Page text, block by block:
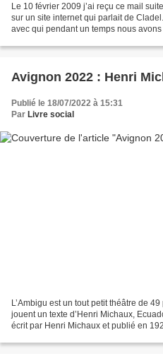
Le 10 février 2009 j’ai reçu ce mail
sur un site internet qui parlait de
avec qui pendant un temps nous
Avignon 2022 : Henri
Publié le 18/07/2022 à 15:31
Par Livre social
L’Ambigu est un tout petit théâtre de
jouent un texte d’Henri Michaux,
écrit par Henri Michaux et publié en